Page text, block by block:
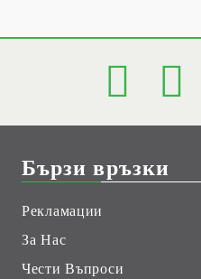
Бързи връзки
Рекламации
За Нас
Чести Въпроси